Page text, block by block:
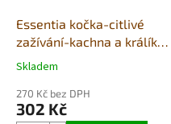
Essentia kočka-citlivé
zažívání-kachna a králík
1,5Kg
Průměrné
produktu
je
Skladem
270 Kč bez DPH
302 Kč